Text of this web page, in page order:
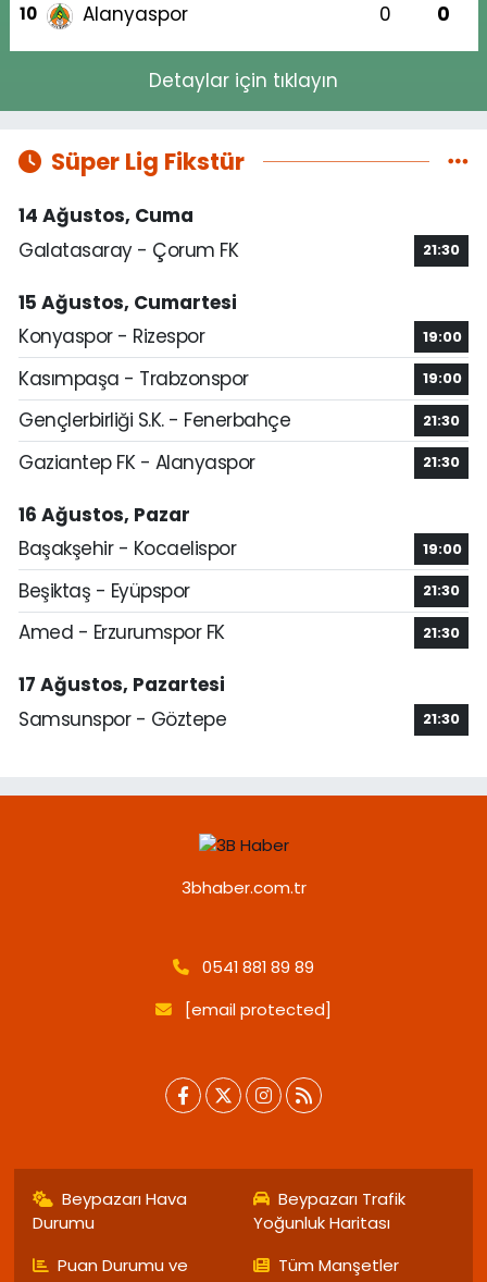
10 Alanyaspor 0 0
Detaylar için tıklayın
Süper Lig Fikstür
14 Ağustos, Cuma
Galatasaray - Çorum FK
21:30
15 Ağustos, Cumartesi
Konyaspor - Rizespor
19:00
Kasımpaşa - Trabzonspor 19:00
Gençlerbirliği S.K. - Fenerbahçe 21:30
Gaziantep FK - Alanyaspor 21:30
16 Ağustos, Pazar
Başakşehir - Kocaelispor
19:00
Beşiktaş - Eyüpspor 21:30
Amed - Erzurumspor FK 21:30
17 Ağustos, Pazartesi
Samsunspor - Göztepe
21:30
3bhaber.com.tr
0541 881 89 89
[email protected]
Beypazarı Hava
Durumu
Beypazarı Trafik
Yoğunluk Haritası
Puan Durumu ve
Tüm Manşetler